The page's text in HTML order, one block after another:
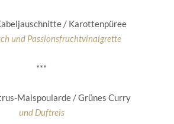
/ Karottenpüree
und Passionsfruchtvinaigrette
***
Maispoularde / Grünes Curry
und Duftreis